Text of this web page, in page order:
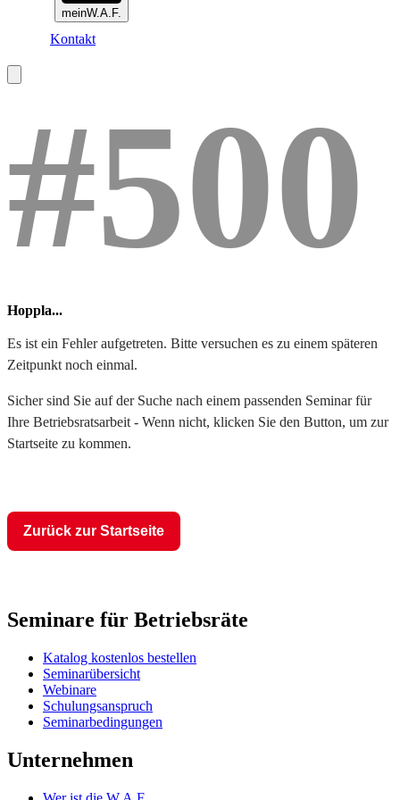
meinW.A.F.
Kontakt
#500
Hoppla...
Es ist ein Fehler aufgetreten. Bitte versuchen es zu einem späteren
Zeitpunkt noch einmal.
Sicher sind Sie auf der Suche nach einem passenden Seminar für
Ihre Betriebsratsarbeit - Wenn nicht, klicken Sie den Button, um zur
Startseite zu kommen.
Zurück zur Startseite
Seminare für Betriebsräte
Katalog kostenlos bestellen
Seminarübersicht
Webinare
Schulungsanspruch
Seminarbedingungen
Unternehmen